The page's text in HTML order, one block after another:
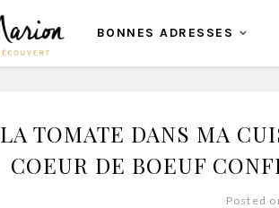
BONNES ADRESSES
LA TOMATE DANS MA
COEUR DE BOEUF
Posted